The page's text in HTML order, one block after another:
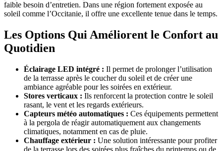
faible besoin d’entretien. Dans une région fortement exposée au
soleil comme l’Occitanie, il offre une excellente tenue dans le temps.
Les Options Qui Améliorent le Confort au
Quotidien
Éclairage LED intégré : Il permet de prolonger l’utilisation
de la terrasse après le coucher du soleil et de créer une
ambiance agréable pour les soirées en extérieur.
Stores verticaux : Ils renforcent la protection contre le soleil
rasant, le vent et les regards extérieurs.
Capteurs météo automatiques : Ces équipements permettent
à la pergola de réagir automatiquement aux changements
climatiques, notamment en cas de pluie.
Chauffage extérieur : Une solution intéressante pour profiter
de la terrasse lors des soirées plus fraîches du printemps ou de